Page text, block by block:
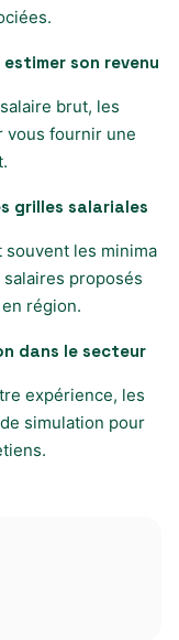
son revenu
brut, les
vous fournir une
grilles salariales
les minima
proposés
région.
dans le secteur
expérience, les
simulation pour